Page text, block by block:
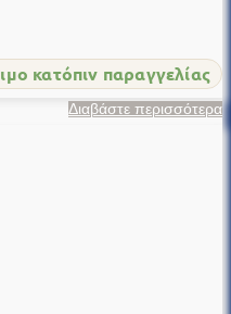
κατόπιν παραγγελίας
Διαβάστε περισσότερα